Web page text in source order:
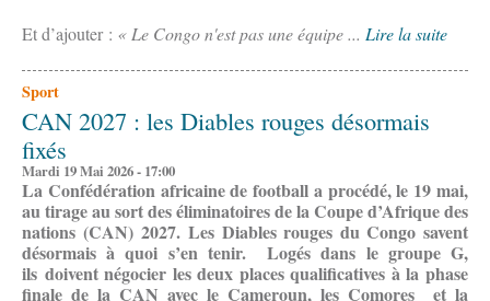
Et d’ajouter : « Le Congo n'est pas une équipe ... Lire la suite
Sport
CAN 2027 : les Diables rouges désormais
fixés
Mardi 19 Mai 2026 - 17:00
La Confédération africaine de football a procédé, le 19 mai,
au tirage au sort des éliminatoires de la Coupe d’Afrique des
nations (CAN) 2027. Les Diables rouges du Congo savent
désormais à quoi s’en tenir. Logés dans le groupe G,
ils doivent négocier les deux places qualificatives à la phase
finale de la CAN avec le Cameroun, les Comores et la